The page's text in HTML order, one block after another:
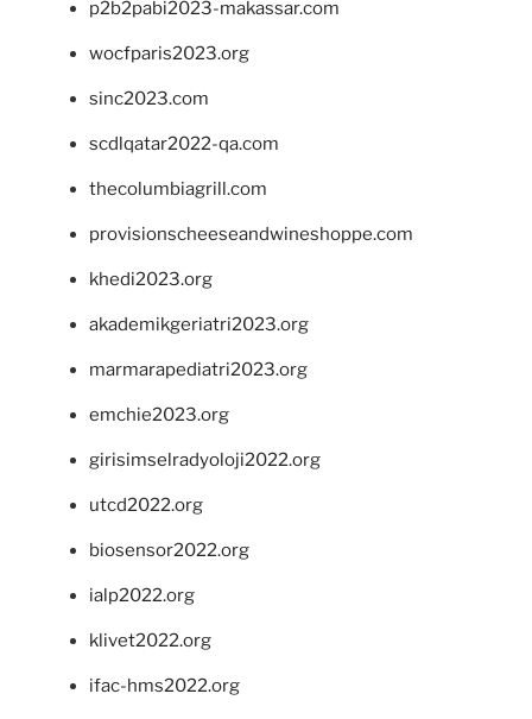
p2b2pabi2023-makassar.com
wocfparis2023.org
sinc2023.com
scdlqatar2022-qa.com
thecolumbiagrill.com
provisionscheeseandwineshoppe.com
khedi2023.org
akademikgeriatri2023.org
marmarapediatri2023.org
emchie2023.org
girisimselradyoloji2022.org
utcd2022.org
biosensor2022.org
ialp2022.org
klivet2022.org
ifac-hms2022.org